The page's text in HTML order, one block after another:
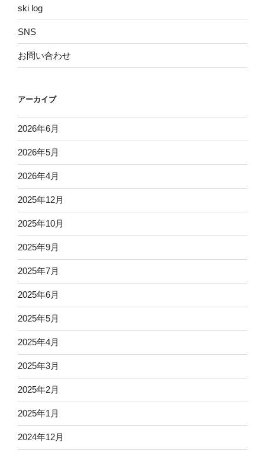
ski log
SNS
お問い合わせ
アーカイブ
2026年6月
2026年5月
2026年4月
2025年12月
2025年10月
2025年9月
2025年7月
2025年6月
2025年5月
2025年4月
2025年3月
2025年2月
2025年1月
2024年12月